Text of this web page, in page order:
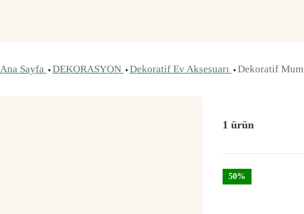
Ana Sayfa DEKORASYON Dekoratif Ev Aksesuarı Dekoratif Mum
1 ürün
50%